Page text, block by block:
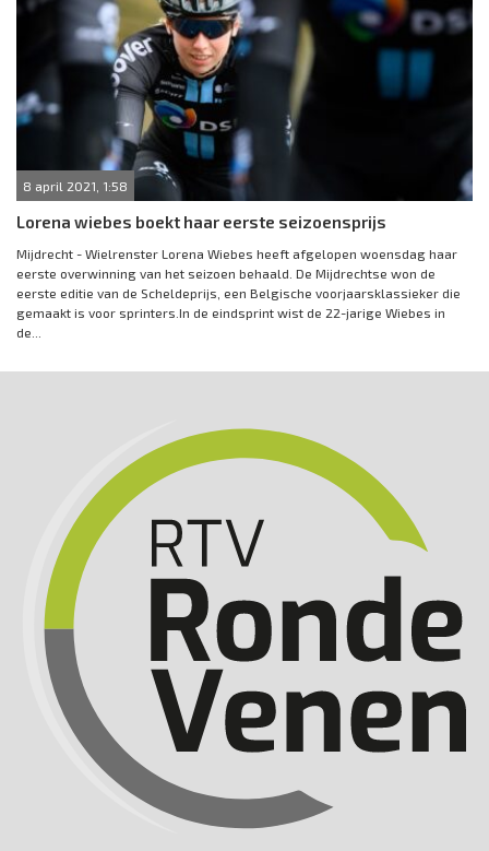
8 april 2021, 1:58
Lorena wiebes boekt haar eerste seizoensprijs
Mijdrecht - Wielrenster Lorena Wiebes heeft afgelopen woensdag haar
eerste overwinning van het seizoen behaald. De Mijdrechtse won de
eerste editie van de Scheldeprijs, een Belgische voorjaarsklassieker die
gemaakt is voor sprinters.In de eindsprint wist de 22-jarige Wiebes in
de...